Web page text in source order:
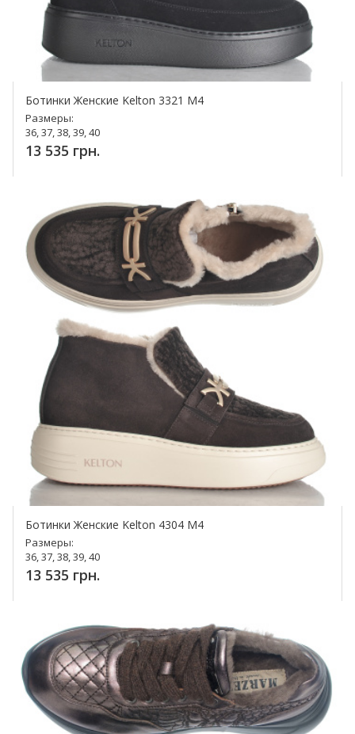
Ботинки Женские Kelton 3321 M4
Размеры:
36, 37, 38, 39, 40
13 535 грн.
Ботинки Женские Kelton 4304 M4
Размеры:
36, 37, 38, 39, 40
13 535 грн.